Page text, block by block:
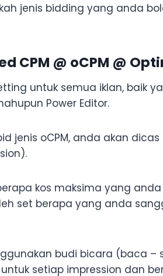
jenis bidding yang anda
CPM @ oCPM @
untuk semua iklan, baik
Power Editor.
jenis oCPM, anda akan
kos maksima yang
set berapa yang anda
budi bicara (baca –
setiap impression dan